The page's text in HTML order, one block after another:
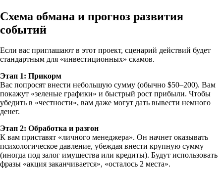
Схема обмана и прогноз развития
событий
Если вас приглашают в этот проект, сценарий действий будет
стандартным для «инвестиционных» скамов.
Этап 1: Прикорм
Вас попросят внести небольшую сумму (обычно $50–200). Вам
покажут «зеленые графики» и быстрый рост прибыли. Чтобы
убедить в «честности», вам даже могут дать вывести немного
денег.
Этап 2: Обработка и разгон
К вам приставят «личного менеджера». Он начнет оказывать
психологическое давление, убеждая внести крупную сумму
(иногда под залог имущества или кредиты). Будут использовать
фразы «акция заканчивается», «осталось 2 места».